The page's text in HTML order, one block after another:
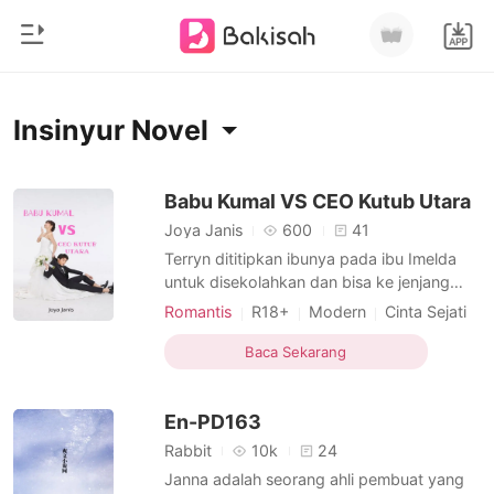
Riwayat Membaca
Keluar
Unduh Aplikasi
Beranda
Modern
Romantis
Cerita pendek
Siklus
Insinyur Novel
Babu Kumal VS CEO Kutub Utara
Joya Janis 600
41
Terryn dititipkan ibunya pada ibu Imelda
untuk disekolahkan dan bisa ke jenjang
yang lebih tinggi lagi. Ibunya Terryn dan
dari bangku sekolah, ibu Imelda adalah
seorang pengusaha dengan hotel namun
meneruskan usahanya. Aluna
Romantis R18+ Modern
Cinta Sejati
Hubungan Suami Istri
CEO
Insinyur
Arogan
Menarik Narasi Nonlinier
Baca Sekarang
En-PD163
Rabbit 10k
24
Janna adalah seorang ahli pembuat yang